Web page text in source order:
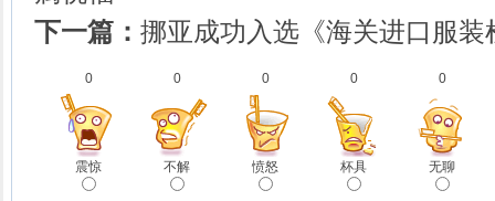
下一篇： 挪亚成功入选《海关进口服
0
震惊
0
不解
0
愤怒
0
杯具
0
无聊